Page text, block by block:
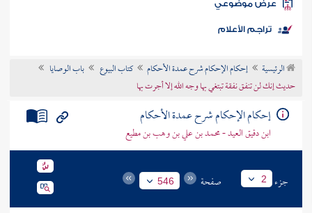
الكتب
موضوعي
تراجم الأعلام
الرئيسية إحكام الإحكام شرح عمدة الأحكام كتاب البيوع
باب الوصايا
حديث إنك لن تنفق نفقة تبتغي بها وجه الله إلا أجرت بها
إحكام الإحكام شرح عمدة الأحكام
ابن دقيق العيد - محمد بن علي بن وهب بن مطيع
جزء 2 صفحة 546